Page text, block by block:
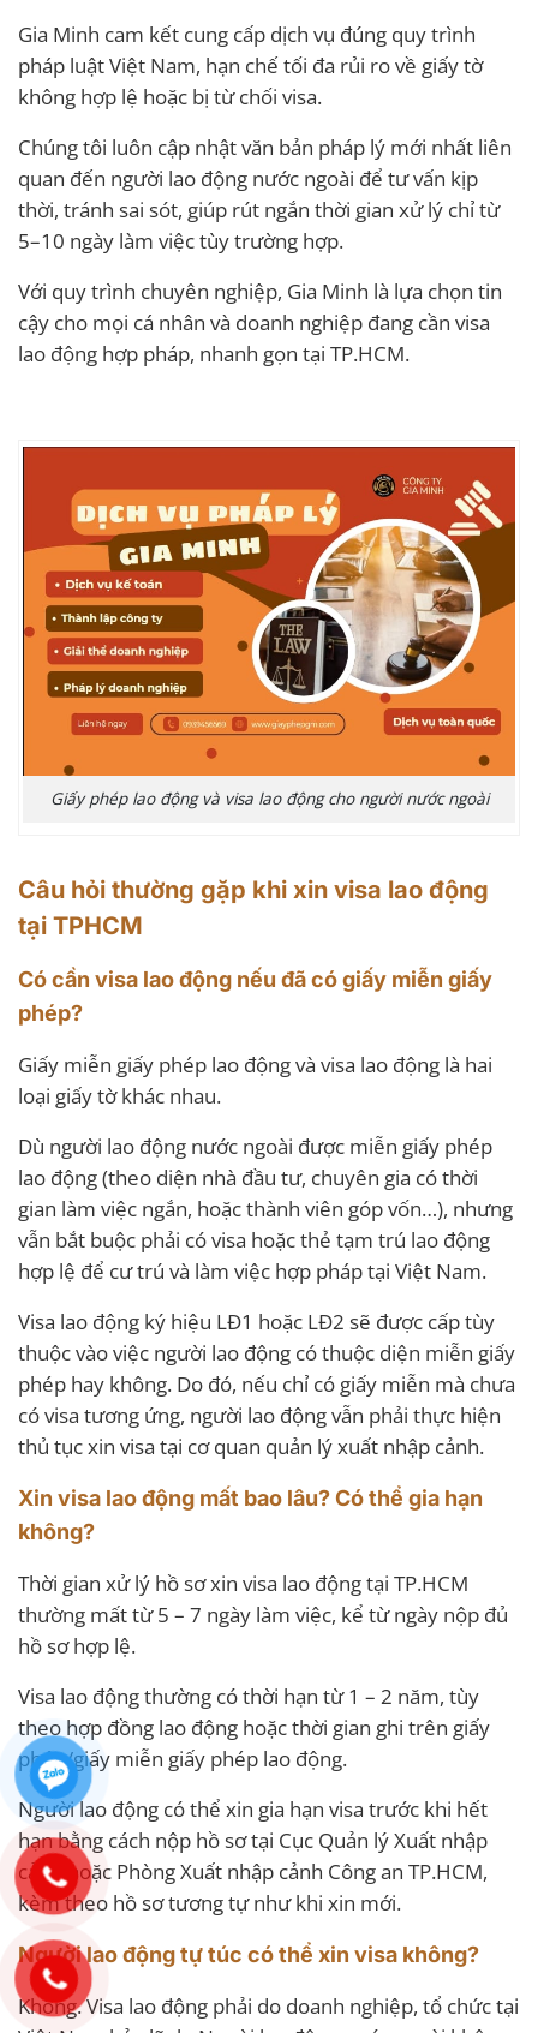
Gia Minh cam kết cung cấp dịch vụ đúng quy trình
pháp luật Việt Nam, hạn chế tối đa rủi ro về giấy tờ
không hợp lệ hoặc bị từ chối visa.
Chúng tôi luôn cập nhật văn bản pháp lý mới nhất liên
quan đến người lao động nước ngoài để tư vấn kịp
thời, tránh sai sót, giúp rút ngắn thời gian xử lý chỉ từ
5–10 ngày làm việc tùy trường hợp.
Với quy trình chuyên nghiệp, Gia Minh là lựa chọn tin
cậy cho mọi cá nhân và doanh nghiệp đang cần visa
lao động hợp pháp, nhanh gọn tại TP.HCM.
Giấy phép lao động và visa lao động cho người nước ngoài
Câu hỏi thường gặp khi xin visa lao động
tại TPHCM
Có cần visa lao động nếu đã có giấy miễn giấy
phép?
Giấy miễn giấy phép lao động và visa lao động là hai
loại giấy tờ khác nhau.
Dù người lao động nước ngoài được miễn giấy phép
lao động (theo diện nhà đầu tư, chuyên gia có thời
gian làm việc ngắn, hoặc thành viên góp vốn…), nhưng
vẫn bắt buộc phải có visa hoặc thẻ tạm trú lao động
hợp lệ để cư trú và làm việc hợp pháp tại Việt Nam.
Visa lao động ký hiệu LĐ1 hoặc LĐ2 sẽ được cấp tùy
thuộc vào việc người lao động có thuộc diện miễn giấy
phép hay không. Do đó, nếu chỉ có giấy miễn mà chưa
có visa tương ứng, người lao động vẫn phải thực hiện
thủ tục xin visa tại cơ quan quản lý xuất nhập cảnh.
Xin visa lao động mất bao lâu? Có thể gia hạn
không?
Thời gian xử lý hồ sơ xin visa lao động tại TP.HCM
thường mất từ 5 – 7 ngày làm việc, kể từ ngày nộp đủ
hồ sơ hợp lệ.
Visa lao động thường có thời hạn từ 1 – 2 năm, tùy
theo hợp đồng lao động hoặc thời gian ghi trên giấy
phép/giấy miễn giấy phép lao động.
Người lao động có thể xin gia hạn visa trước khi hết
hạn bằng cách nộp hồ sơ tại Cục Quản lý Xuất nhập
cảnh hoặc Phòng Xuất nhập cảnh Công an TP.HCM,
kèm theo hồ sơ tương tự như khi xin mới.
Người lao động tự túc có thể xin visa không?
Không. Visa lao động phải do doanh nghiệp, tổ chức tại